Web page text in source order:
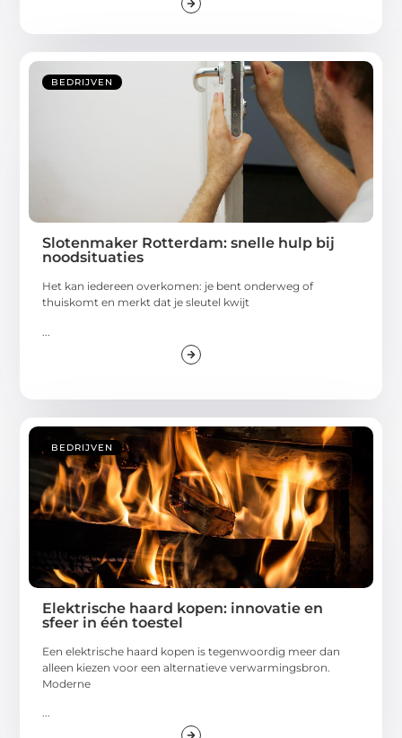
BEDRIJVEN
Slotenmaker Rotterdam: snelle hulp bij
noodsituaties
Het kan iedereen overkomen: je bent onderweg of
thuiskomt en merkt dat je sleutel kwijt
BEDRIJVEN
Elektrische haard kopen: innovatie en
sfeer in één toestel
Een elektrische haard kopen is tegenwoordig meer dan
alleen kiezen voor een alternatieve verwarmingsbron.
Moderne
...